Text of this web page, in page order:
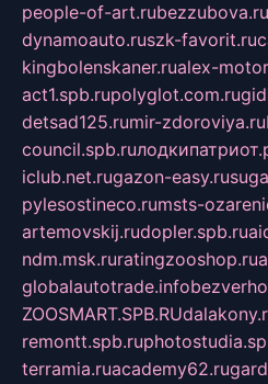
people-of-art.rubezzubova.ru
dynamoauto.ruszk-favorit.ru
kingbolenskaner.rualex-
act1.spb.rupolyglot.com.ru
detsad125.rumir-zdoroviya.ru
council.spb.ru
iclub.net.rugazon-easy.ru
pylesostineco.rumsts-
artemovskij.rudopler.spb.ru
ndm.msk.ruratingzooshop.ru
globalautotrade.info
ZOOSMART.SPB.RU
remontt.spb.ru
terramia.ruacademy62.ru